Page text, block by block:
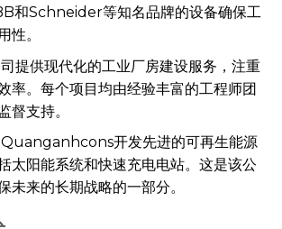
和Schneider等知名品牌的设备确保工
性。
提供现代化的工业厂房建设服务，注重
率。每个项目均由经验丰富的工程师团
督支持。
Quanganhcons开发先进的可再生能源
太阳能系统和快速充电电站。这是该公
未来的长期战略的一部分。